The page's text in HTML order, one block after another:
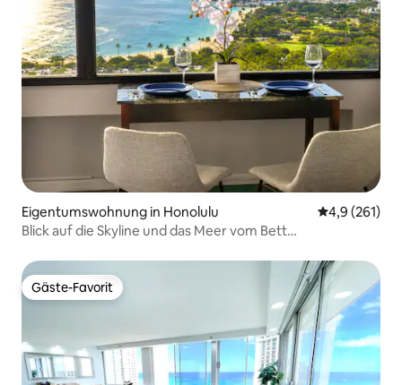
Eigentumswohnung in Honolulu
4,9 (261)
Blick auf die Skyline und das Meer vom Bett
Gäste-Favorit
Gäste-Favorit